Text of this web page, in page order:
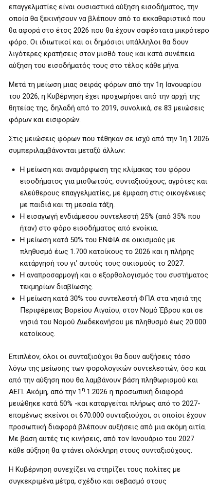
επαγγελματίες είναι ουσιαστικά αύξηση εισοδήματος, την
οποία θα ξεκινήσουν να βλέπουν από το εκκαθαριστικό που
θα αφορά στο έτος 2026 που θα έχουν σαφέστατα μικρότερο
φόρο. Οι ιδιωτικοί και οι δημόσιοι υπάλληλοι θα δουν
λιγότερες κρατήσεις στον μισθό τους και κατά συνέπεια
αύξηση του εισοδήματός τους στο τέλος κάθε μήνα.
Μετά τη μείωση μιας σειράς φόρων από την 1η Ιανουαρίου
του 2026, η Κυβέρνηση έχει προχωρήσει από την αρχή της
θητείας της, δηλαδή από το 2019, συνολικά, σε 83 μειώσεις
φόρων και εισφορών.
Στις μειώσεις φόρων που τέθηκαν σε ισχύ από την 1η.1.2026
συμπεριλαμβάνονται μεταξύ άλλων:
Η μείωση και αναμόρφωση της κλίμακας του φόρου
εισοδήματος για μισθωτούς, συνταξιούχους, αγρότες και
ελεύθερους επαγγελματίες, με έμφαση στις οικογένειες
με παιδιά και τη μεσαία τάξη.
Η εισαγωγή ενδιάμεσου συντελεστή 25% (από 35% που
ήταν) στο φόρο εισοδήματος από ενοίκια.
Η μείωση κατά 50% του ΕΝΦΙΑ σε οικισμούς με
πληθυσμό έως 1.700 κατοίκους το 2026 και η πλήρης
κατάργησή του γι’ αυτούς τους οικισμούς το 2027.
Η αναπροσαρμογή και ο εξορθολογισμός του συστήματος
τεκμηρίων διαβίωσης.
Η μείωση κατά 30% του συντελεστή ΦΠΑ στα νησιά της
Περιφέρειας Βορείου Αιγαίου, στον Νομό Έβρου και σε
νησιά του Νομού Δωδεκανήσου με πληθυσμό έως 20.000
κατοίκους.
Επιπλέον, όλοι οι συνταξιούχοι θα δουν αυξήσεις τόσο
λόγω της μείωσης των φορολογικών συντελεστών, όσο και
από την αύξηση που θα λαμβάνουν βάση πληθωρισμού και
ΑΕΠ. Ακόμη, από την 1 η .1.2026 η προσωπική διαφορά
μειώθηκε κατά 50% -και καταργείται πλήρως από το 2027-
επομένως εκείνοι οι 670.000 συνταξιούχοι, οι οποίοι έχουν
προσωπική διαφορά βλέπουν αυξήσεις από μια ακόμη αιτία.
Με βάση αυτές τις κινήσεις, από τον Ιανουάριο του 2027
κάθε αύξηση θα φτάνει ολόκληρη στους συνταξιούχους.
Η Κυβέρνηση συνεχίζει να στηρίζει τους πολίτες με
συγκεκριμένα μέτρα, σχέδιο και σεβασμό στους